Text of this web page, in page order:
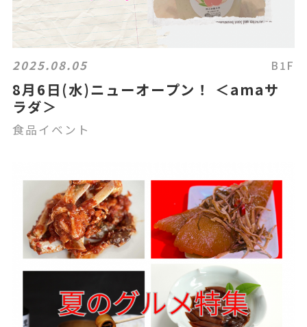
2025.08.05 B1F
8月6日(水)ニューオープン！ ＜amaサ
ラダ＞
食品イベント